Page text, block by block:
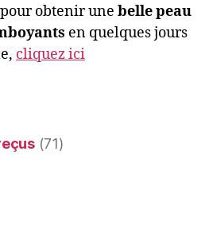
obtenir une belle peau
en quelques jours
cliquez ici
(71)